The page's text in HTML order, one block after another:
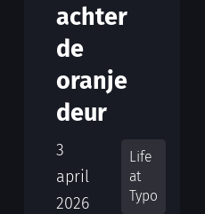
achter
de
oranje
deur
3
april
2026
Life
at
Typo